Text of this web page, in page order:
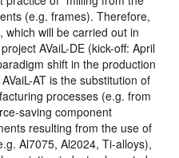
(e.g. frames). Therefore,
which will be carried out in
AVaiL-DE (kick-off: April
shift in the production
AT is the substitution of
processes (e.g. from
saving component
resulting from the use of
Al7075, Al2024, Ti-alloys),